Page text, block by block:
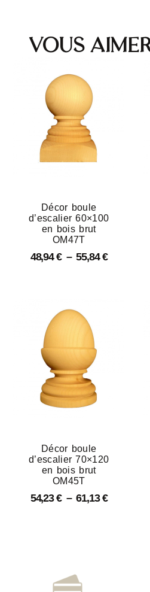
Vous
Décor boule
d’escalier 60×100
en bois brut
OM47T
48,94€ – 55,84€
Décor boule
d’escalier 70×120
en bois brut
OM45T
54,23€ – 61,13€